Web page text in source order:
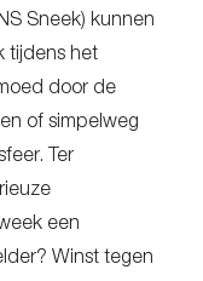
Sneek) kunnen
tijdens het
door de
of simpelweg
Ter
een
Winst tegen